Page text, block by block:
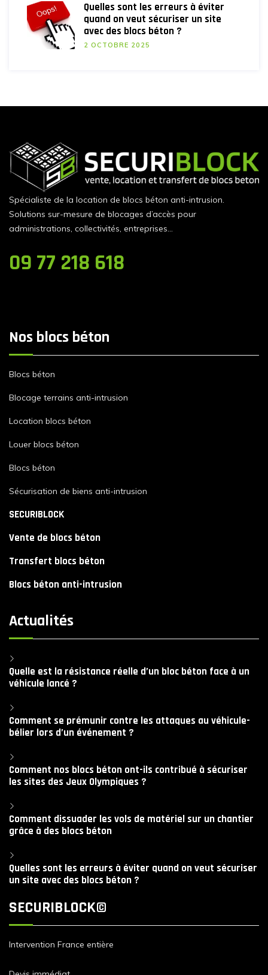
Quelles sont les erreurs à éviter
quand on veut sécuriser un site
avec des blocs béton ?
2 OCTOBRE 2025
Spécialiste de la location de blocs béton anti-intrusion.
Solutions sur-mesure de blocages d’accès pour
administrations, collectivités, entreprises…
09 77 218 618
Nos blocs béton
Blocs béton
Blocage terrains anti-intrusion
Location blocs béton
Louer blocs béton
Blocs béton
Sécurisation de biens anti-intrusion
SECURIBLOCK
Vente de blocs béton
Transfert blocs béton
Blocs béton anti-intrusion
Actualités
Quelle est la résistance réelle d’un bloc béton face à un
véhicule lancé ?
Comment se prémunir contre les attaques au véhicule-
bélier lors d’un événement ?
Comment nos blocs béton ont-ils contribué à sécuriser
les sites des Jeux Olympiques ?
Comment dissuader les vols de matériel sur un chantier
grâce à des blocs béton
Quelles sont les erreurs à éviter quand on veut sécuriser
un site avec des blocs béton ?
SECURIBLOCK©
Intervention France entière